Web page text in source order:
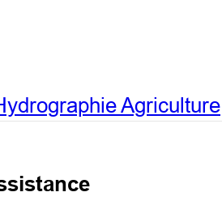
Agriculture